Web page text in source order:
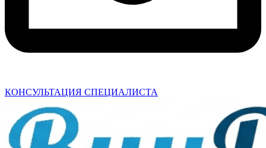
КОНСУЛЬТАЦИЯ СПЕЦИАЛИСТА